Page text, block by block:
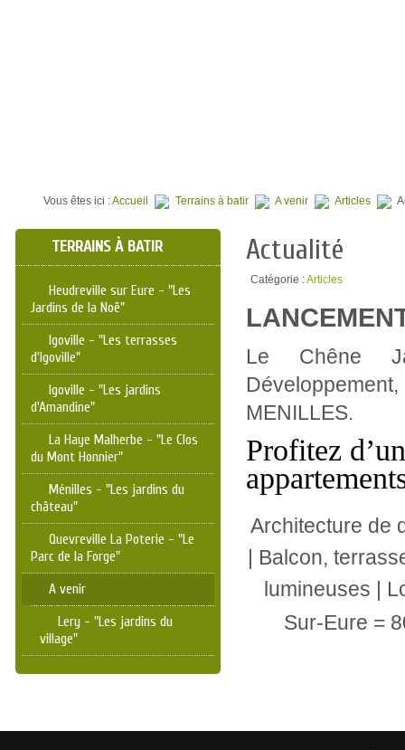
Vous êtes ici :Accueil Terrains à batir A venir Articles
Actualité
Catégorie :Articles
Le Chêne
MENILLES.
Profitez
Architecture de
| Balcon,
lumineuses |
Sur-Eure =
TERRAINS À BATIR
Heudreville sur Eure - "Les
Jardins de la Noë"
Igoville - "Les terrasses
d'Igoville"
Igoville - "Les jardins
d'Amandine"
La Haye Malherbe - "Le Clos
du Mont Honnier"
Ménilles - "Les jardins du
château"
Quevreville La Poterie - "Le
Parc de la Forge"
A venir
Lery - "Les jardins du
village"